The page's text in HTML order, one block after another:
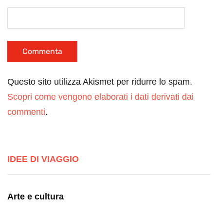
Questo sito utilizza Akismet per ridurre lo spam.
Scopri come vengono elaborati i dati derivati dai
commenti.
IDEE DI VIAGGIO
Arte e cultura